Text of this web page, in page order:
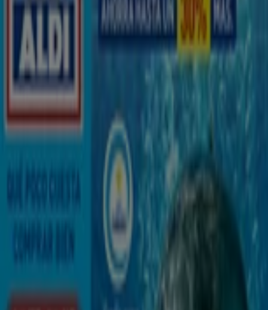
ALDI
Calle la Folia 28, Las Chafiras
541 m
Abierto
ALDI
Avenida de la Democracia 14, San Isidro
Avenida Barranco las Torres 37, Adeje